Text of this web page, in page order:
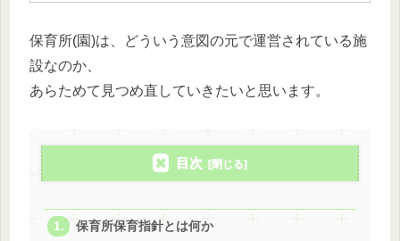
保育所(園)は、どういう意図の元で運営されている施
設なのか、
あらためて見つめ直していきたいと思います。
目次
保育所保育指針とは何か